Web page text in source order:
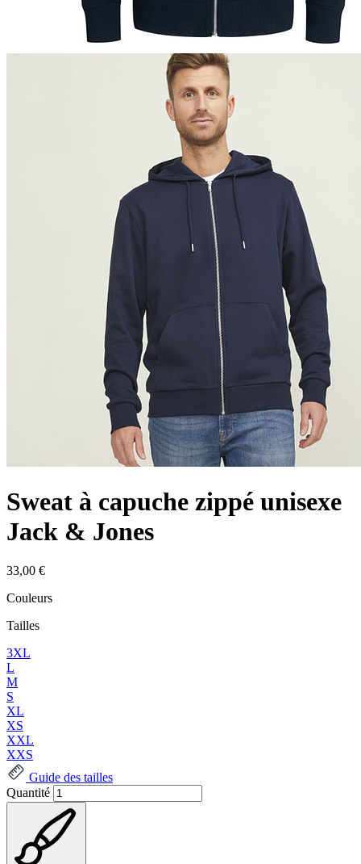
Sweat à capuche zippé unisexe
Jack & Jones
33,00 €
Couleurs
Tailles
3XL
L
M
S
XL
XS
XXL
XXS
Guide des tailles
Quantité